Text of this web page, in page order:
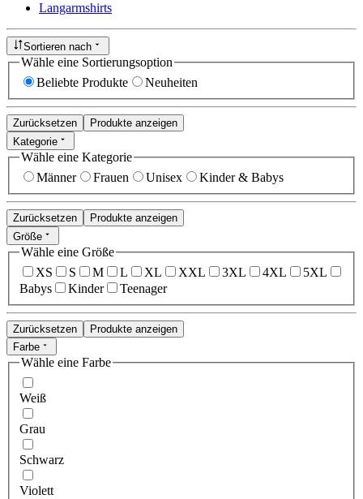
Langarmshirts
Sortieren nach
Wähle eine Sortierungsoption
Beliebte Produkte
Neuheiten
Zurücksetzen
Produkte anzeigen
Kategorie
Wähle eine Kategorie
Männer
Frauen Unisex Kinder & Babys
Zurücksetzen
Produkte anzeigen
Größe
Wähle eine Größe
XS
S M L XL XXL 3XL 4XL
5XL
Babys
Kinder Teenager
Zurücksetzen
Produkte anzeigen
Farbe
Wähle eine Farbe
Weiß
Grau
Schwarz
Violett